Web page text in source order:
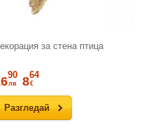
за стена птица
Разгледай
90
лв 864
€